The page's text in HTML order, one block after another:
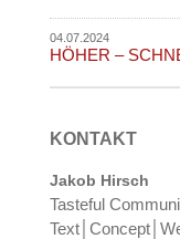
04.07.2024
HÖHER –
KONTAKT
Jakob Hirsch
Tasteful